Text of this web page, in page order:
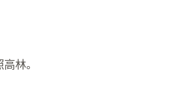
林。